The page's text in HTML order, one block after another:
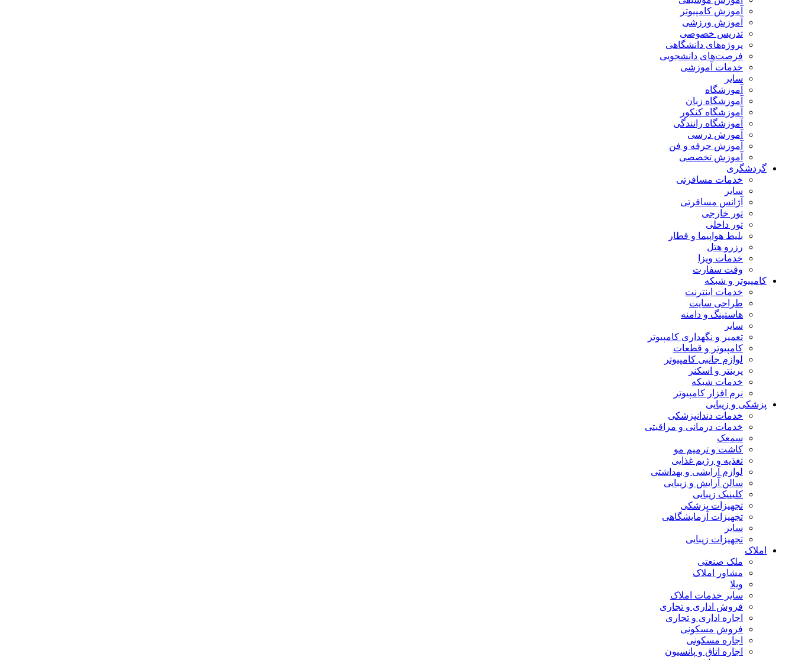
آموزش کامپیوتر
آموزش ورزشی
تدریس خصوصی
پروژه‌های دانشگاهی
فرصت‌های دانشجویی
خدمات آموزشی
سایر
آموزشگاه
آموزشگاه زبان
آموزشگاه کنکور
آموزشگاه رانندگی
آموزش درسی
آموزش حرفه و فن
آموزش تخصصی
گردشگری
خدمات مسافرتی
سایر
آژانس مسافرتی
تور خارجی
تور داخلی
بلیط هواپیما و قطار
رزرو هتل
خدمات ویزا
وقت سفارت
کامپیوتر و شبکه
خدمات اینترنت
طراحی سایت
هاستینگ و دامنه
سایر
تعمیر و نگهداری کامپیوتر
کامپیوتر و قطعات
لوازم جانبی کامپیوتر
پرینتر و اسکنر
خدمات شبکه
نرم افزار کامپیوتر
پزشکی و زیبایی
خدمات دندانپزشکی
خدمات درمانی و مراقبتی
سمعک
کاشت و ترمیم مو
تغذیه و رژیم غذایی
لوازم آرایشی و بهداشتی
سالن آرایش و زیبایی
کلینیک زیبایی
تجهیزات پزشکی
تجهیزات آزمایشگاهی
سایر
تجهیزات زیبایی
املاک
ملک صنعتی
مشاور املاک
ویلا
سایر خدمات املاک
فروش اداری و تجاری
اجاره اداری و تجاری
فروش مسکونی
اجاره مسکونی
اجاره اتاق و پانسیون